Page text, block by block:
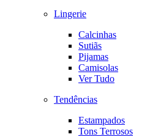
Lingerie
Calcinhas
Sutiãs
Pijamas
Camisolas
Ver Tudo
Tendências
Estampados
Tons Terrosos